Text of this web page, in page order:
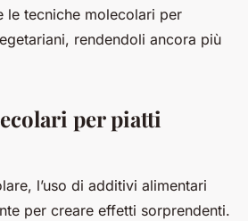
le tecniche molecolari per
rendendoli ancora più
per piatti
l’uso di additivi alimentari
per creare effetti sorprendenti.